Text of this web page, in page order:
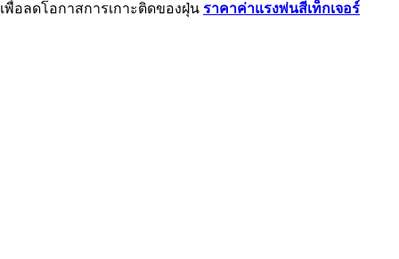
เพื่อลดโอกาสการเกาะติดของฝุ่น ราคาค่าแรงพ่นสีเท็กเจอร์